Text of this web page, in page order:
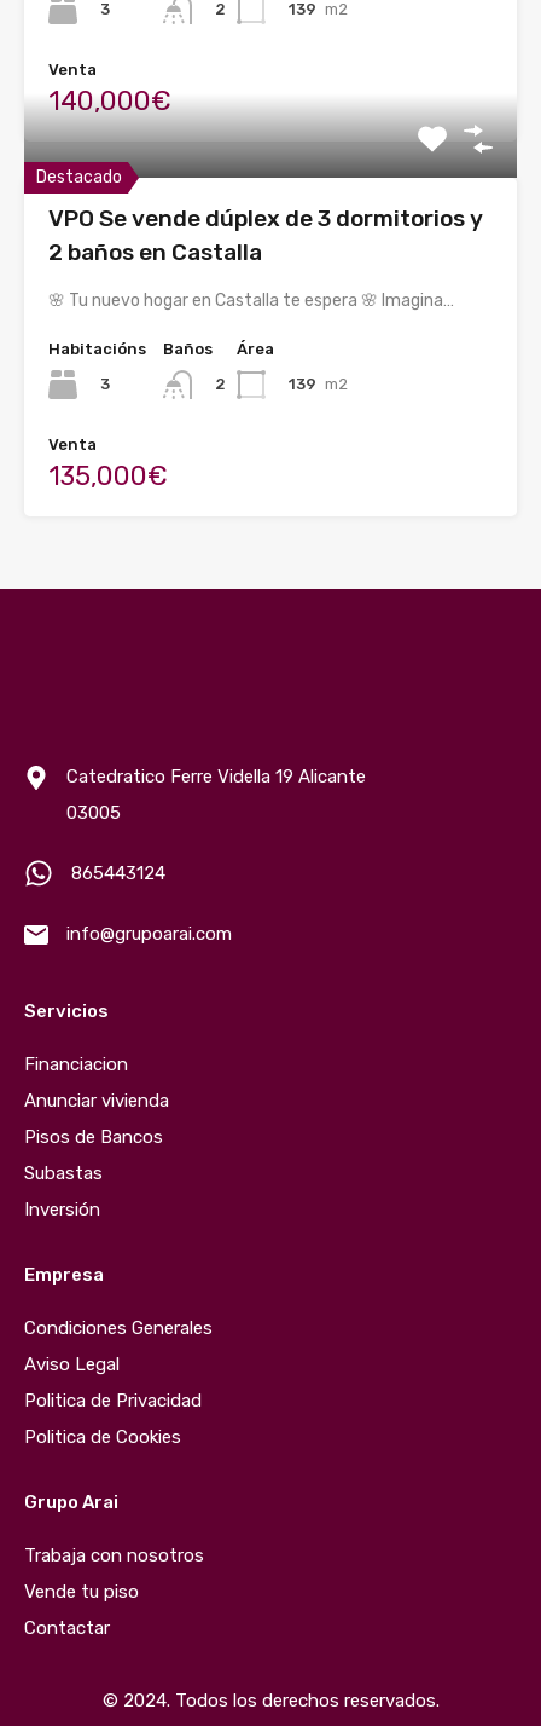
3
2
139 m2
Venta
140,000€
Destacado
VPO Se vende dúplex de 3 dormitorios y
2 baños en Castalla
🌸 Tu nuevo hogar en Castalla te espera 🌸 Imagina…
Habitacións
3
Baños
2
Área
139 m2
Venta
135,000€
Catedratico Ferre Vidella 19 Alicante
03005
865443124
info@grupoarai.com
Servicios
Financiacion
Anunciar vivienda
Pisos de Bancos
Subastas
Inversión
Empresa
Condiciones Generales
Aviso Legal
Politica de Privacidad
Politica de Cookies
Grupo Arai
Trabaja con nosotros
Vende tu piso
Contactar
© 2024. Todos los derechos reservados.